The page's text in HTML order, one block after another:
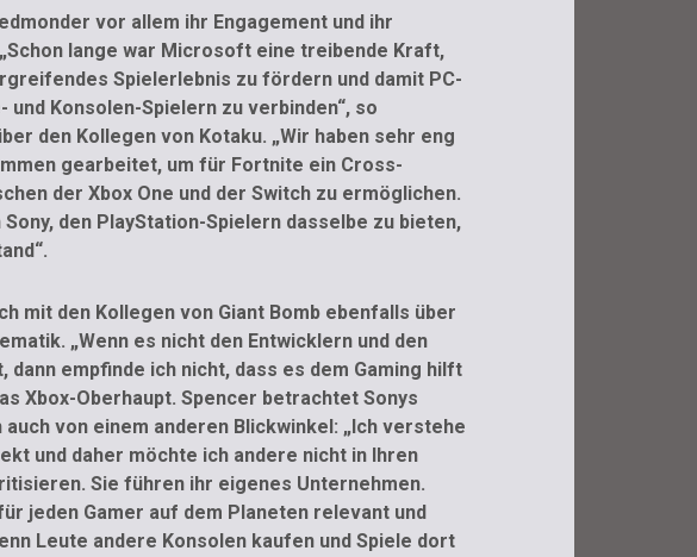
vor allem ihr Engagement und ihr
lange war Microsoft eine treibende Kraft,
Spielerlebnis zu fördern und damit PC-
und Konsolen-Spielern zu verbinden“, so
den Kollegen von Kotaku. „Wir haben sehr eng
gearbeitet, um für Fortnite ein Cross-
der Xbox One und der Switch zu ermöglichen.
den PlayStation-Spielern dasselbe zu bieten,
mit den Kollegen von Giant Bomb ebenfalls über
„Wenn es nicht den Entwicklern und den
dann empfinde ich nicht, dass es dem Gaming hilft
Xbox-Oberhaupt. Spencer betrachtet Sonys
auch von einem anderen Blickwinkel: „Ich verstehe
und daher möchte ich andere nicht in Ihren
Sie führen ihr eigenes Unternehmen.
jeden Gamer auf dem Planeten relevant und
Leute andere Konsolen kaufen und Spiele dort